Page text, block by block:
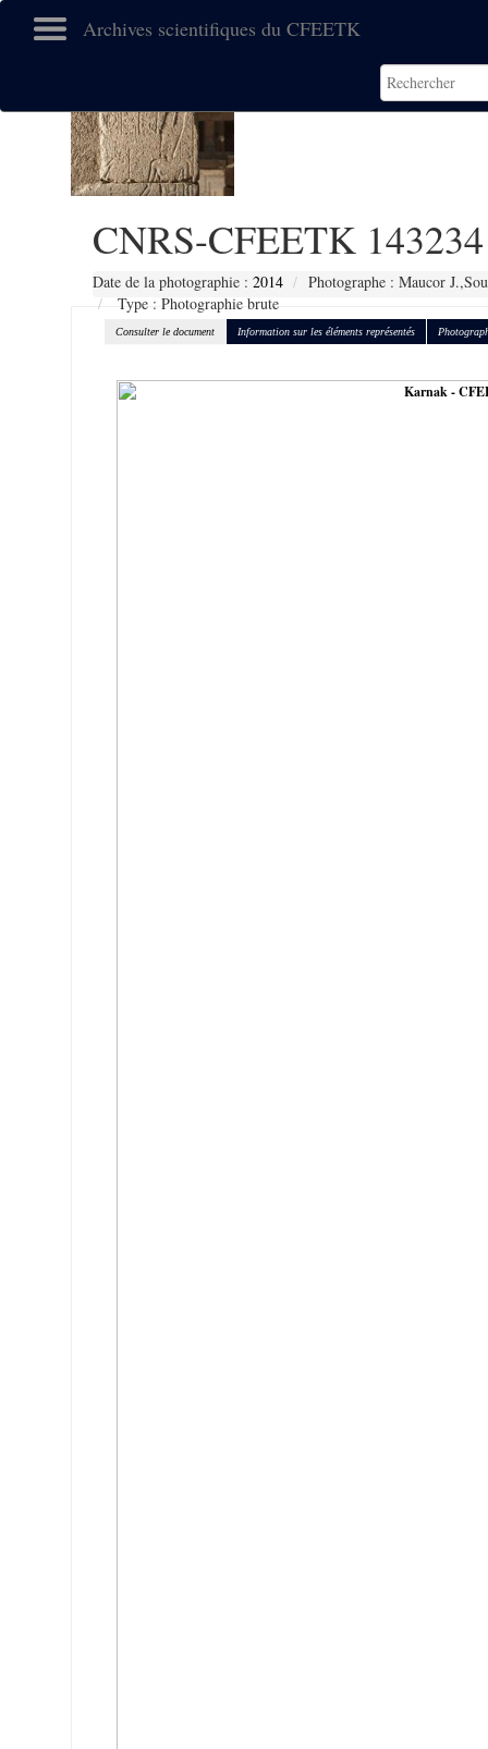
Archives scientifiques du CFEETK
CNRS-CFEETK 143234
Date de la photographie : 2014
Photographe : Maucor
Type : Photographie brute
Consulter le document Information sur les éléments représentés